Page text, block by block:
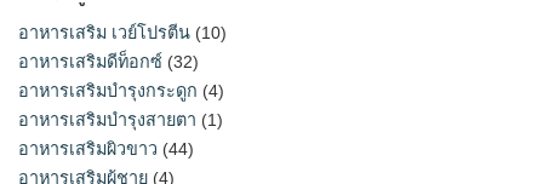
อาหารเสริม เวย์โปรตีน (10)
อาหารเสริมดีท็อกซ์ (32)
อาหารเสริมบำรุงกระดูก (4)
อาหารเสริมบำรุงสายตา (1)
อาหารเสริมผิวขาว (44)
อาหารเสริมผู้ชาย (4)